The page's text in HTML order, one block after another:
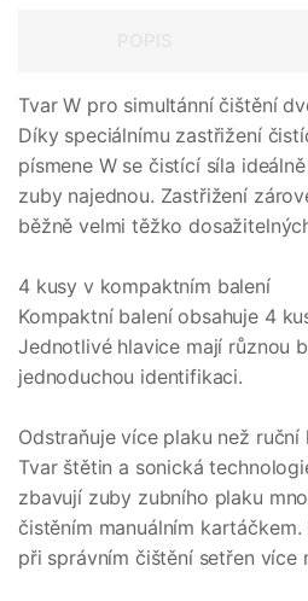
Tvar W pro simultánní čištění
Díky speciálnímu zastřižení
písmene W se čistící síla
zuby najednou. Zastřižení
běžně velmi těžko
4 kusy v kompaktním balení
Kompaktní balení obsahuje 4
Jednotlivé hlavice mají různou
jednoduchou identifikaci.
Odstraňuje více plaku než ruční
Tvar štětin a sonická
zbavují zuby zubního plaku
čistěním manuálním
při správním čištění setřen více